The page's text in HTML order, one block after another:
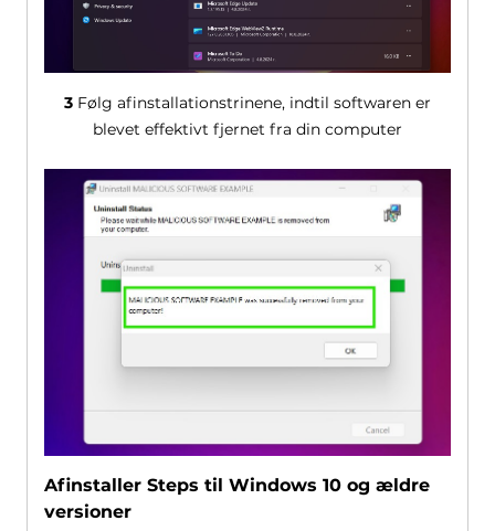
3Følg afinstallationstrinene, indtil softwaren er
blevet effektivt fjernet fra din computer
Afinstaller Steps til Windows 10 og ældre
versioner